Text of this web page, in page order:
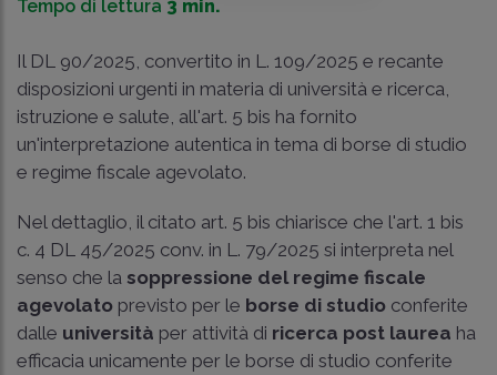
Tempo di lettura 3 min.
Il DL 90/2025 , convertito in L. 109/2025 e recante
disposizioni urgenti in materia di università e ricerca,
istruzione e salute, all'art. 5 bis ha fornito
un'interpretazione autentica in tema di borse di studio
e regime fiscale agevolato.
Nel dettaglio, il citato art. 5 bis chiarisce che l'art. 1 bis
c. 4 DL 45/2025 conv. in L. 79/2025 si interpreta nel
senso che la soppressione del regime fiscale
agevolato previsto per le borse di studio conferite
dalle università per attività di ricerca post laurea ha
efficacia unicamente per le borse di studio conferite